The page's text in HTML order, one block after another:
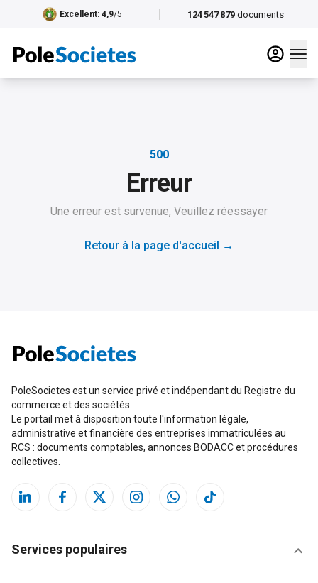
124 547 879 documents
Excellent: 4,9/5
500
Erreur
Une erreur est survenue, Veuillez réessayer
Retour à la page d'accueil →
PoleSocietes est un service privé et indépendant du Registre du
commerce et des sociétés.
Le portail met à disposition toute l'information légale,
administrative et financière des entreprises immatriculées au
RCS : documents comptables, annonces BODACC et procédures
collectives.
Services populaires